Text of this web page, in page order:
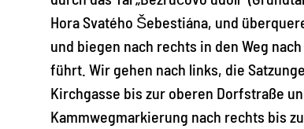
Hora Svatého Šebestiána, und
und biegen nach rechts in den Weg
führt. Wir gehen nach links, die
Kirchgasse bis zur oberen Dorfstraße
Kammwegmarkierung nach rechts bis